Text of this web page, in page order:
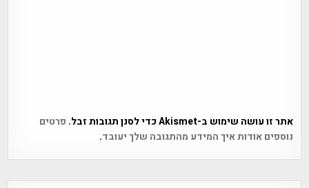
אתר זו עושה שימוש ב-Akismet כדי לסנן תגובות זבל.
פרטים
נוספים אודות איך המידע מהתגובה שלך יעובד.